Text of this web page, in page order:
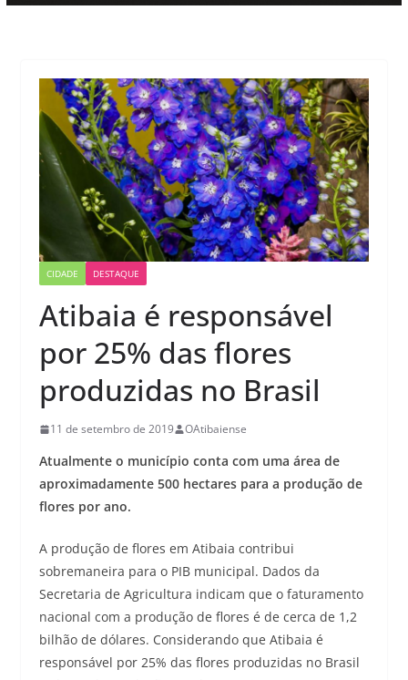
CIDADE DESTAQUE
Atibaia é responsável
por 25% das flores
produzidas no Brasil
11 de setembro de 2019 OAtibaiense
Atualmente o município conta com uma área de
aproximadamente 500 hectares para a produção de
flores por ano.
A produção de flores em Atibaia contribui
sobremaneira para o PIB municipal. Dados da
Secretaria de Agricultura indicam que o faturamento
nacional com a produção de flores é de cerca de 1,2
bilhão de dólares. Considerando que Atibaia é
responsável por 25% das flores produzidas no Brasil